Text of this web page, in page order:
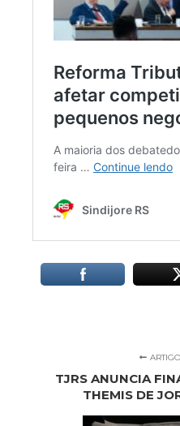
TJRS ANUNCIA
THEMIS DE